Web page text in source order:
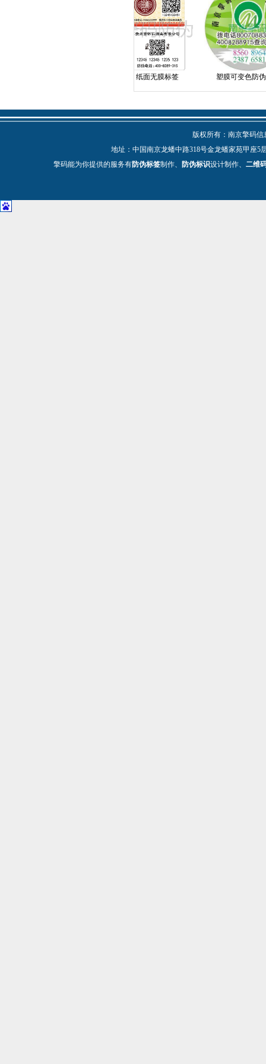
纸面无膜标签 塑膜可变色防伪标
版权所有：南京擎码
地址：中国南京龙蟠中路318号金龙蟠家苑甲座5
擎码能为你提供的服务有防伪标签制作、 防伪标识设计制作、 二维